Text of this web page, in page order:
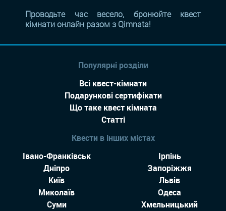
Проводьте час весело, бронюйте квест
кімнати онлайн разом з Qimnata!
Популярні розділи
Всі квест-кімнати
Подарункові сертифікати
Що таке квест кімната
Статті
Квести в інших містах
Івано-Франківськ
Ірпінь
Дніпро
Запоріжжя
Київ
Львів
Миколаїв
Одеса
Суми
Хмельницький